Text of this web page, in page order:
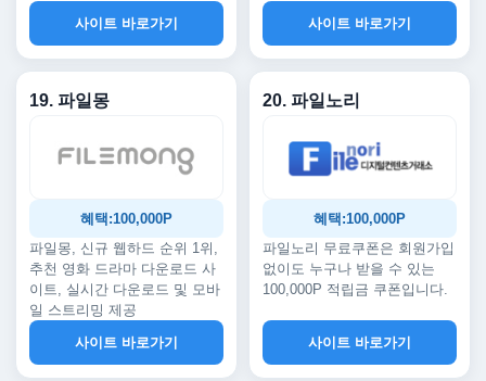
사이트 바로가기
사이트 바로가기
19. 파일몽
혜택:100,000P
파일몽, 신규 웹하드 순위 1위,
추천 영화 드라마 다운로드 사
이트, 실시간 다운로드 및 모바
일 스트리밍 제공
사이트 바로가기
20. 파일노리
혜택:100,000P
파일노리 무료쿠폰은 회원가입
없이도 누구나 받을 수 있는
100,000P 적립금 쿠폰입니다.
사이트 바로가기